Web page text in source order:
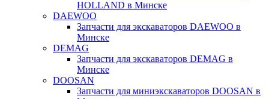
HOLLAND в Минске
DAEWOO
Запчасти для экскаваторов DAEWOO в
Минске
DEMAG
Запчасти для экскаваторов DEMAG в
Минске
DOOSAN
Запчасти для миниэкскаваторов DOOSAN в